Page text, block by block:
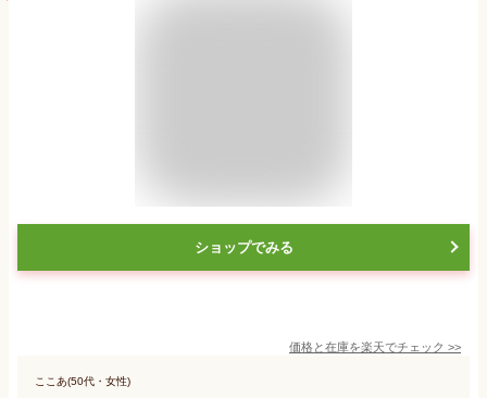
ショップでみる
価格と在庫を楽天でチェック >>
ここあ(50代・女性)